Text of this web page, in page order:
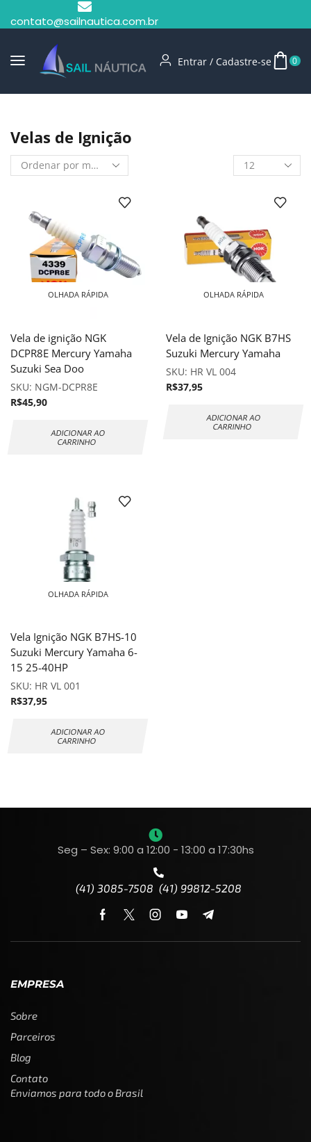
contato@sailnautica.com.br
Entrar / Cadastre-se 0
Velas de Ignição
OLHADA RÁPIDA
Vela de ignição NGK
DCPR8E Mercury Yamaha
Suzuki Sea Doo
SKU: NGM-DCPR8E
R$45,90
ADICIONAR AO
CARRINHO
OLHADA RÁPIDA
Vela de Ignição NGK B7HS
Suzuki Mercury Yamaha
SKU: HR VL 004
R$37,95
ADICIONAR AO
CARRINHO
OLHADA RÁPIDA
Vela Ignição NGK B7HS-10
Suzuki Mercury Yamaha 6-
15 25-40HP
SKU: HR VL 001
R$37,95
ADICIONAR AO
CARRINHO
Seg – Sex: 9:00 a 12:00 - 13:00 a 17:30hs
(41) 3085-7508 (41) 99812-5208
EMPRESA
Sobre
Parceiros
Blog
Contato
Enviamos para todo o Brasil